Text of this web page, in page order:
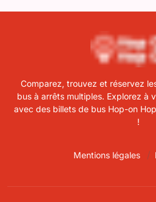
Comparez, trouvez et réservez
bus à arrêts multiples. Explorez à
avec des billets de bus Hop-on
!
Mentions légales